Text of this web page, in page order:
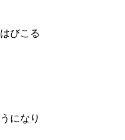
びこる
になり